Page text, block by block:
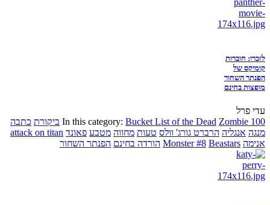
לזכרו: חוברות
קומיקס של
הפנתר השחור
מופצות בחינם
עדי פרל
In this category: Bucket List of the Dead Zombie 100 ביקורת כתבה
מנגה אנגליה הרברט גורג' וולס טעות מחווה מטבע פאונד attack on titan
אנימה
Monster #8 Beastars הורדה בחינם הפנתר השחור